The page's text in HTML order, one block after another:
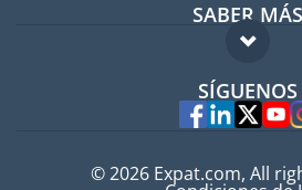
Guía para
Trabajos en el
SABER MÁS
FAQ
Expertos
SÍGUENOS
© 2026 Expat.com, All